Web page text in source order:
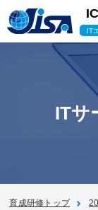
IT
ITサ
育成研修トップ